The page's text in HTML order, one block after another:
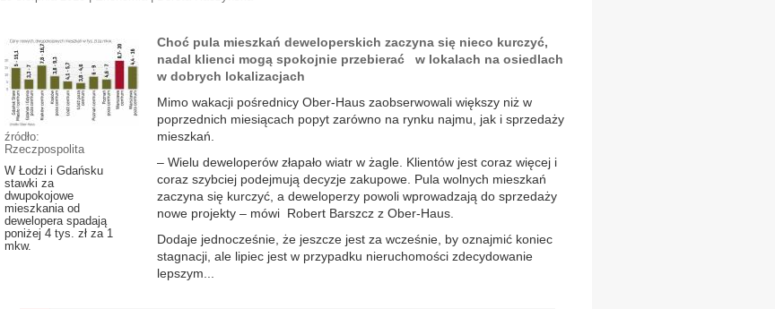
źródło:
Rzeczpospolita
W Łodzi i Gdańsku
stawki za
dwupokojowe
mieszkania od
dewelopera spadają
poniżej 4 tys. zł za 1
mkw.
Choć pula mieszkań deweloperskich zaczyna się nieco kurczyć,
nadal klienci mogą spokojnie przebierać w lokalach na osiedlach
w dobrych lokalizacjach
Mimo wakacji pośrednicy Ober-Haus zaobserwowali większy niż w
poprzednich miesiącach popyt zarówno na rynku najmu, jak i sprzedaży
mieszkań.
– Wielu deweloperów złapało wiatr w żagle. Klientów jest coraz więcej i
coraz szybciej podejmują decyzje zakupowe. Pula wolnych mieszkań
zaczyna się kurczyć, a deweloperzy powoli wprowadzają do sprzedaży
nowe projekty – mówi Robert Barszcz z Ober-Haus.
Dodaje jednocześnie, że jeszcze jest za wcześnie, by oznajmić koniec
stagnacji, ale lipiec jest w przypadku nieruchomości zdecydowanie
lepszym...